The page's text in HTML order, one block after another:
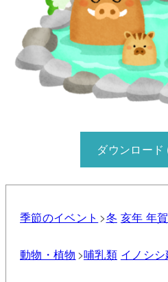
ダウンロード
季節のイベント 冬 亥年 年
動物・植物 哺乳類 イノシシ